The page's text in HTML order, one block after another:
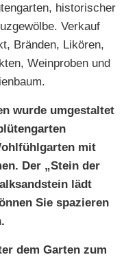
historischer
Verkauf
Bränden, Likören,
Weinproben und
wurde umgestaltet
mit
Der „Stein der
lädt
Sie spazieren
dem Garten zum